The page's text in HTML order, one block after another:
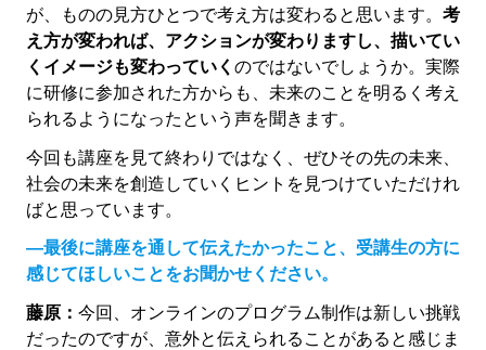
が、ものの見方ひとつで考え方は変わると思います。 考
え方が変われば、アクションが変わりますし、描いてい
くイメージも変わっていく のではないでしょうか。実際
に研修に参加された方からも、未来のことを明るく考え
られるようになったという声を聞きます。
今回も講座を見て終わりではなく、ぜひその先の未来、
社会の未来を創造していくヒントを見つけていただけれ
ばと思っています。
―最後に講座を通して伝えたかったこと、受講生の方に
感じてほしいことをお聞かせください。
藤原： 今回、オンラインのプログラム制作は新しい挑戦
だったのですが、意外と伝えられることがあると感じま